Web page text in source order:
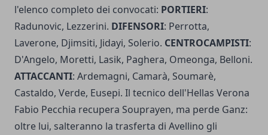
l'elenco completo dei convocati: PORTIERI:
Radunovic, Lezzerini. DIFENSORI: Perrotta,
Laverone, Djimsiti, Jidayi, Solerio. CENTROCAMPISTI:
D'Angelo, Moretti, Lasik, Paghera, Omeonga, Belloni.
ATTACCANTI: Ardemagni, Camarà, Soumarè,
Castaldo, Verde, Eusepi. Il tecnico dell'Hellas Verona
Fabio Pecchia recupera Souprayen, ma perde Ganz:
oltre lui, salteranno la trasferta di Avellino gli